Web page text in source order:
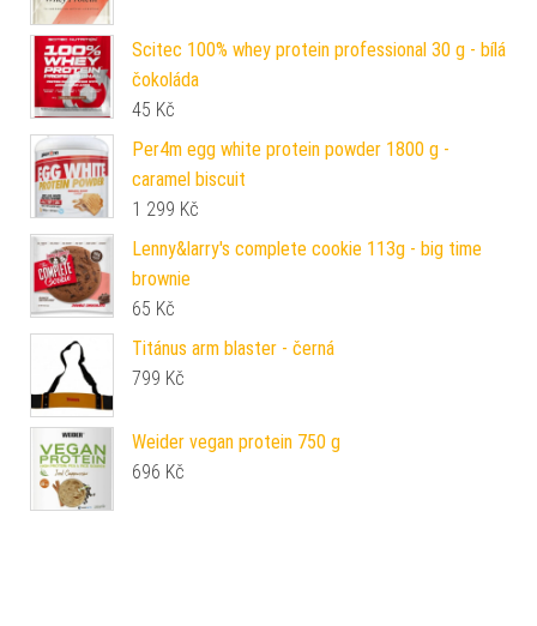
Scitec 100% whey protein professional 30 g - bílá
čokoláda
45 Kč
Per4m egg white protein powder 1800 g -
caramel biscuit
1 299 Kč
Lenny&larry's complete cookie 113g - big time
brownie
65 Kč
Titánus arm blaster - černá
799 Kč
Weider vegan protein 750 g
696 Kč